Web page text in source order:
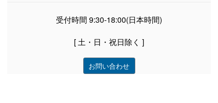
受付時間 9:30-18:00(日本時間)
[ 土・日・祝日除く ]
お問い合わせ